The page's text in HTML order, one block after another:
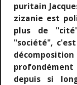
puritain
zizanie est
plus de
"société",
depuis si